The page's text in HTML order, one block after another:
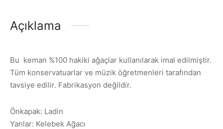
Açıklama
Bu keman %100 hakiki ağaçlar kullanılarak imal edilmiştir.
Tüm konservatuarlar ve müzik öğretmenleri tarafından
tavsiye edilir. Fabrikasyon değildir.
Önkapak: Ladin
Yanlar: Kelebek Ağacı